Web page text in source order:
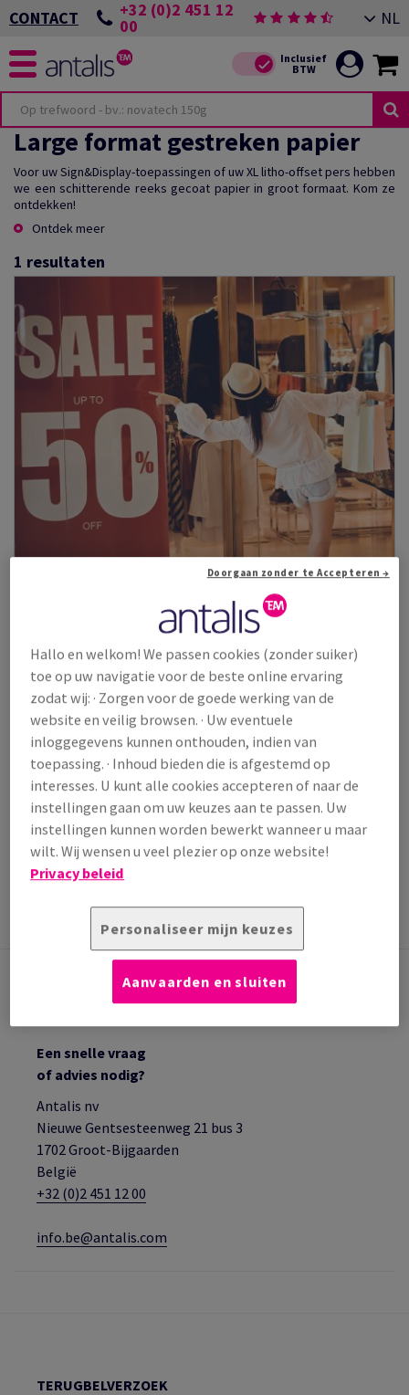
CONTACT +32 (0)2 451 12
00 NL
Large format gestreken papier
Voor uw Sign&Display-toepassingen of uw XL litho-offset pers hebben
we een schitterende reeks gecoat papier in groot formaat. Kom ze
ontdekken!
Ontdek meer
1 resultaten
Flamstop
2-zijdig gestreken wit, mat papier, vuurvertragend M1.
Bekijk producten (3)
Assortiment Large Format gestreken papier voor sign&display
toepassingen of grootformaat offsetpers. In Large Format bieden we
brandvertragend papier aan.
Terug naar begin
Large format gestreken papier
Een snelle vraag
of advies nodig?
Antalis nv
Nieuwe Gentsesteenweg 21 bus 3
1702 Groot-Bijgaarden
België
+32 (0)2 451 12 00
info.be@antalis.com
TERUGBELVERZOEK
Hallo en welkom! We passen cookies (zonder suiker)
toe op uw navigatie voor de beste online ervaring
zodat wij: · Zorgen voor de goede werking van de
website en veilig browsen. · Uw eventuele
inloggegevens kunnen onthouden, indien van
toepassing. · Inhoud bieden die is afgestemd op
interesses. U kunt alle cookies accepteren of naar de
instellingen gaan om uw keuzes aan te passen. Uw
instellingen kunnen worden bewerkt wanneer u maar
wilt. Wij wensen u veel plezier op onze website!
Privacy beleid
Personaliseer mijn keuzes
Doorgaan zonder te Accepteren →
Aanvaarden en sluiten